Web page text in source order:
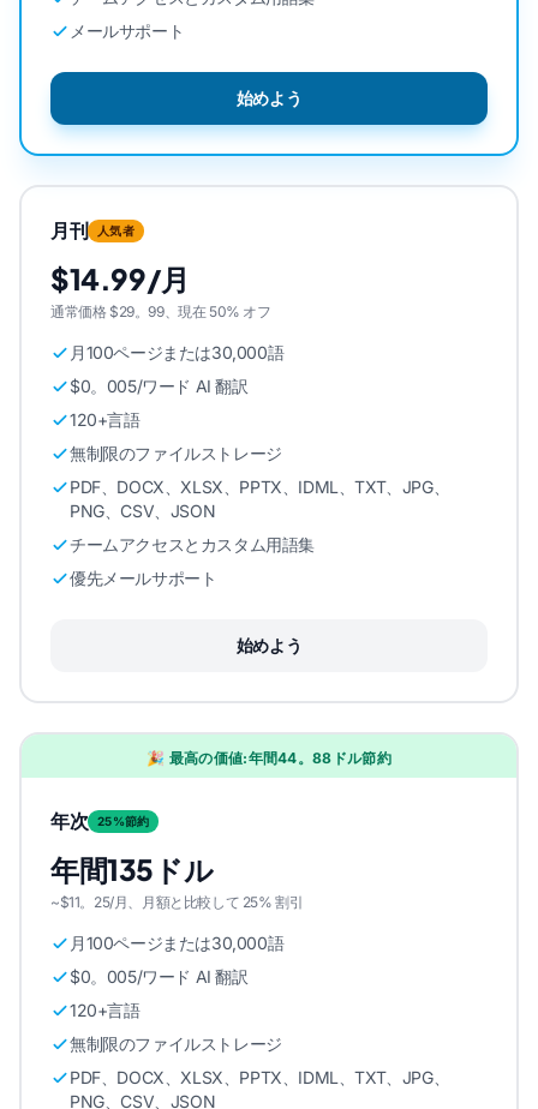
メールサポート
始めよう
月刊 人気者
$14.99/月
通常価格 $29。99、現在 50% オフ
月100ページまたは30,000語
$0。005/ワード AI 翻訳
120+言語
無制限のファイルストレージ
PDF、DOCX、XLSX、PPTX、IDML、TXT、JPG、
PNG、CSV、JSON
チームアクセスとカスタム用語集
優先メールサポート
始めよう
🎉 最高の価値:年間44。88ドル節約
年次 25%節約
年間135ドル
~$11。25/月、月額と比較して 25% 割引
月100ページまたは30,000語
$0。005/ワード AI 翻訳
120+言語
無制限のファイルストレージ
PDF、DOCX、XLSX、PPTX、IDML、TXT、JPG、
PNG、CSV、JSON